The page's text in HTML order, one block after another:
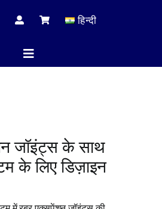
हिन्दी
Toggle
जॉइंट्स के साथ
के लिए डिज़ाइन